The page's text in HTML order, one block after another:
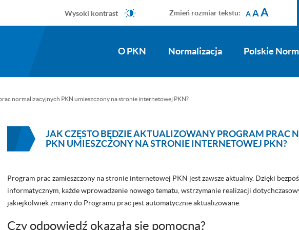
Zmień rozmiar tekstu: AAA
Wysoki kontrast
O PKN Normalizacja Polskie
normalizacyjnych PKN umieszczony na stronie internetowej PKN?
JAK CZĘSTO BĘDZIE AKTUALIZOWANY PROGRAM PRAC
PKN UMIESZCZONY NA STRONIE INTERNETOWEJ PKN?
Program prac zamieszczony na stronie internetowej PKN jest zawsze aktualny. Dzięki
informatycznym, każde wprowadzenie nowego tematu, wstrzymanie realizacji
jakiejkolwiek zmiany do Programu prac jest automatycznie aktualizowane.
Czy odpowiedź okazała się pomocna?